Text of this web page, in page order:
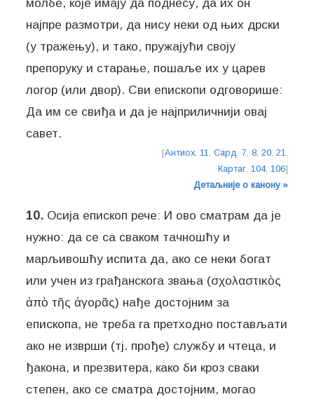
најпре размотри, да нису неки од њих дрски
(у тражењу), и тако, пружајући своју
препоруку и старање, пошаље их у царев
логор (или двор). Сви епископи одговорише:
Да им се свиђа и да је најприличнији овај
савет.
[Антиох. 11 Сард. 7 8, 20, 21
Картаг. 104, 106]
Детаљније о канону »
10. Осија епископ рече: И ово сматрам да је
нужно: да се са сваком тачношћу и
марљивошћу испита да, ако се неки богат
или учен из грађанскога звања (σχολαστικὸς
ἀπὸ τῆς ἀγορᾶς) нађе достојним за
епископа, не треба га претходно постављати
ако не изврши (тј. прође) службу и чтеца, и
ђакона, и презвитера, како би кроз сваки
степен, ако се сматра достојним, могао